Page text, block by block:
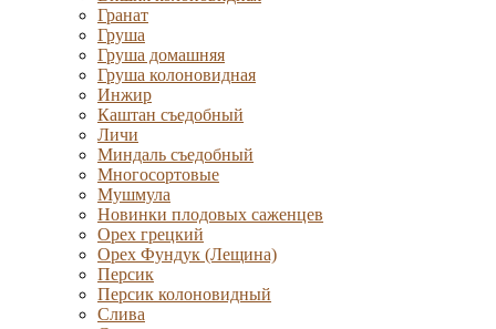
Гранат
Груша
Груша домашняя
Груша колоновидная
Инжир
Каштан съедобный
Личи
Миндаль съедобный
Многосортовые
Мушмула
Новинки плодовых саженцев
Орех грецкий
Орех Фундук (Лещина)
Персик
Персик колоновидный
Слива